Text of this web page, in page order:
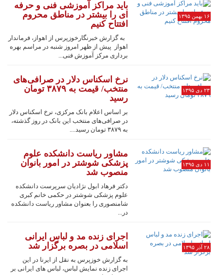
۱۶ بهمن ۱۳۹۵
باید مراکز آموزشی فنی و حرفه
ای را بیشتر در مناطق محروم
افتتاح کنیم
به گزارش خبرنگارخوزپرس از اهواز، فرماندار
اهواز پیش از ظهر امروز شنبه در مراسم بهره
برداری مرکز آموزش فنی...
۲۳ دی ۱۳۹۵
نرخ اسکناس دلار در صرافی‌های
منتخب/ قیمت به ۳۸۷۹ تومان
رسید
بر اساس اعلام بانک مرکزی، نرخ اسکناس دلار
در صرافی‌های منتخب این بانک در روز گذشته،
به ۳۸۷۹ تومان رسید....
۱۱ دی ۱۳۹۵
مشاور ریاست دانشکده علوم
پزشکی شوشتر در امور بانوان
منصوب شد
دکتر فرهاد ابول نژادیان سرپرست دانشکده
علوم پزشکی شوشتر در حکمی خانم کبری
شامنصوری را بعنوان مشاور ریاست دانشکده
در...
۲۸ آذر ۱۳۹۵
اجرای زنده مد و لباس ایرانی
اسلامی در بصره برگزار شد
به گزارش خوزپرس به نقل از ایرنا در این
اجرای زنده نمایش لباس، لباس های ایرانی بر